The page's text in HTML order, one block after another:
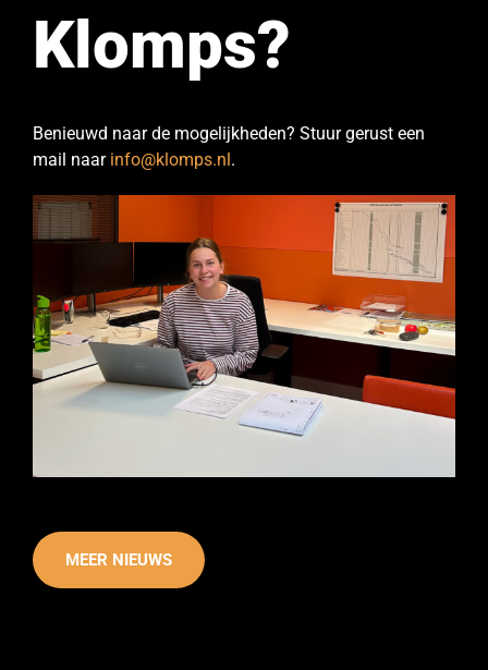
Klomps?
Benieuwd naar de mogelijkheden? Stuur gerust een
mail naar info@klomps.nl.
MEER NIEUWS